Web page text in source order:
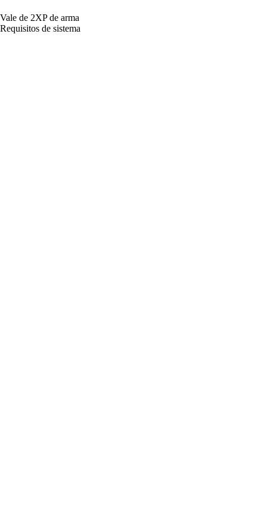
Vale de 2XP de arma
Requisitos de sistema